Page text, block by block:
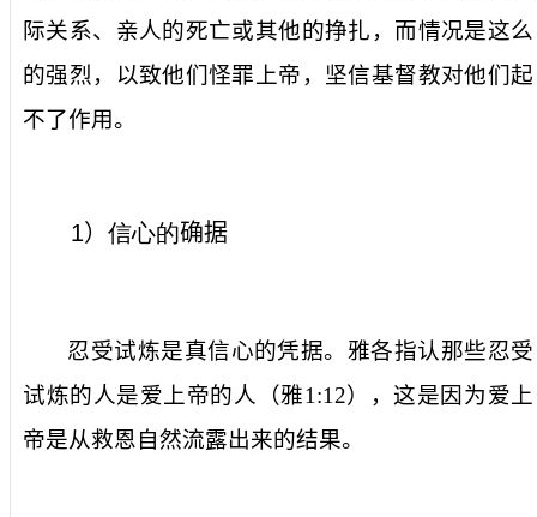
际关系、亲人的死亡或其他的挣扎 ，而情况是这么
的强烈， 以致他们怪罪上帝， 坚信基督教对他们起
不了作用。
1） 信心的确据
忍受试炼是真信心的凭据。雅各指认那些忍受
试炼的人是爱上帝的人 （雅1:12） ， 这是因为爱上
帝是从救恩自然流露出来的结果。